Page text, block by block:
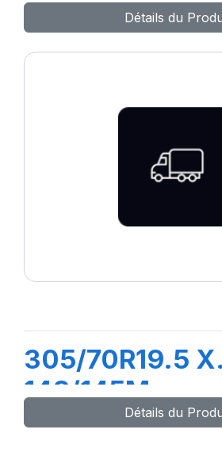
Détails du
305/70R19.5
148/145M
Détails du